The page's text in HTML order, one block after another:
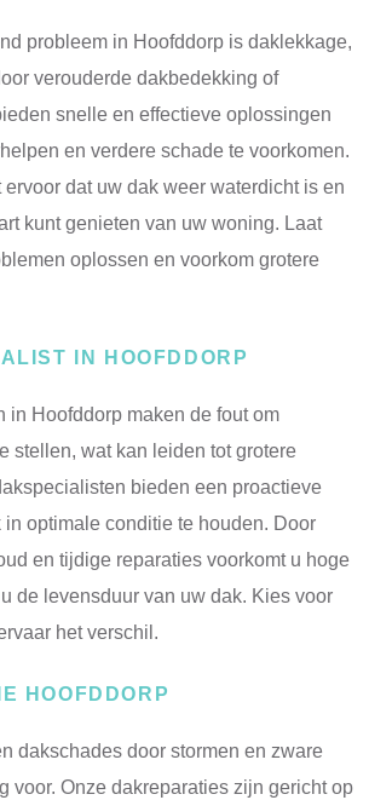
probleem in Hoofddorp is daklekkage,
verouderde dakbedekking of
snelle en effectieve oplossingen
en verdere schade te voorkomen.
dat uw dak weer waterdicht is en
kunt genieten van uw woning. Laat
oplossen en voorkom grotere
IN HOOFDDORP
in Hoofddorp maken de fout om
stellen, wat kan leiden tot grotere
bieden een proactieve
optimale conditie te houden. Door
en tijdige reparaties voorkomt u hoge
de levensduur van uw dak. Kies voor
het verschil.
HOOFDDORP
dakschades door stormen en zware
voor. Onze dakreparaties zijn gericht op